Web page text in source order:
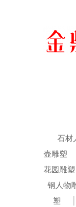
石材
壶雕塑
花园雕塑
钢人物
塑